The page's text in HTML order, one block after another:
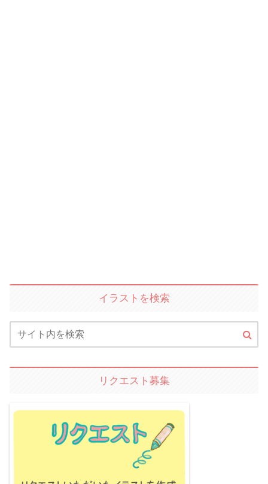
イラストを検索
リクエスト募集